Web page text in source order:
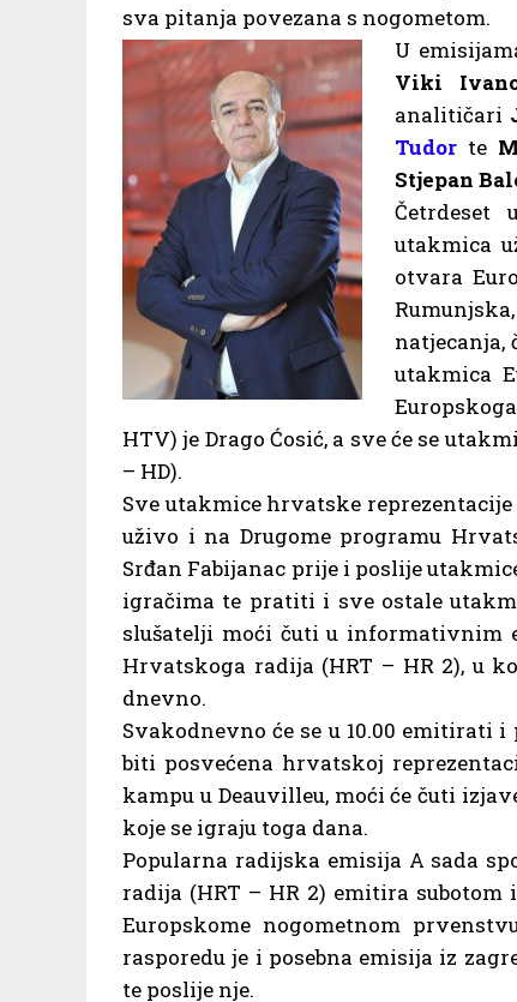
sva pitanja povezana s nogometom.
U
Viki
analitičari
Tudorte
Stjepan
Četrdeset
utakmica
otvara
utakmica
HTV) je Drago Ćosić, a sve će se
– HD).
Sve utakmice hrvatske
uživo i na Drugome programu
Srđan Fabijanac prije i poslije
igračima te pratiti i sve ostale
slušatelji moći čuti u informativnim
Hrvatskoga radija (HRT – HR 2), u
dnevno.
Svakodnevno će se u 10.00 emitirati
biti posvećena hrvatskoj
kampu u Deauvilleu, moći će čuti
koje se igraju toga dana.
Popularna radijska emisija A sada
radija (HRT – HR 2) emitira subotom
Europskome nogometnom
rasporedu je i posebna emisija iz
te poslije nje.